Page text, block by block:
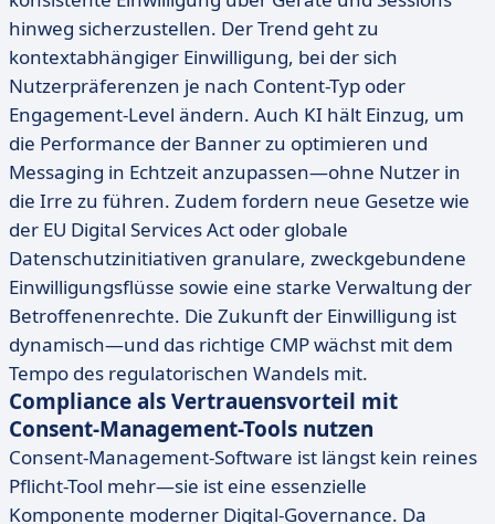
hinweg sicherzustellen. Der Trend geht zu
kontextabhängiger Einwilligung, bei der sich
Nutzerpräferenzen je nach Content-Typ oder
Engagement-Level ändern. Auch KI hält Einzug, um
die Performance der Banner zu optimieren und
Messaging in Echtzeit anzupassen—ohne Nutzer in
die Irre zu führen. Zudem fordern neue Gesetze wie
der EU Digital Services Act oder globale
Datenschutzinitiativen granulare, zweckgebundene
Einwilligungsflüsse sowie eine starke Verwaltung der
Betroffenenrechte. Die Zukunft der Einwilligung ist
dynamisch—und das richtige CMP wächst mit dem
Tempo des regulatorischen Wandels mit.
Compliance als Vertrauensvorteil mit
Consent-Management-Tools nutzen
Consent-Management-Software ist längst kein reines
Pflicht-Tool mehr—sie ist eine essenzielle
Komponente moderner Digital-Governance. Da